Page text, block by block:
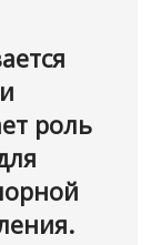
роль